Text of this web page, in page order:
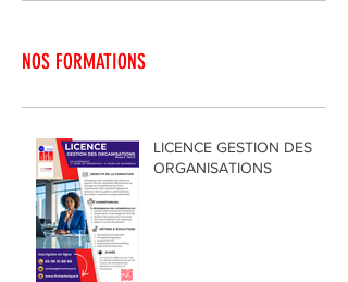
NOS FORMATIONS
LICENCE GESTION DES
ORGANISATIONS